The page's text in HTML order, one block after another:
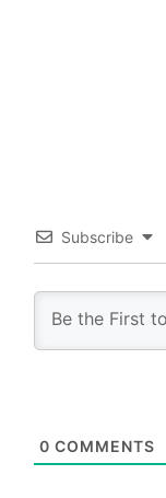
Subscribe
0 COMMENTS